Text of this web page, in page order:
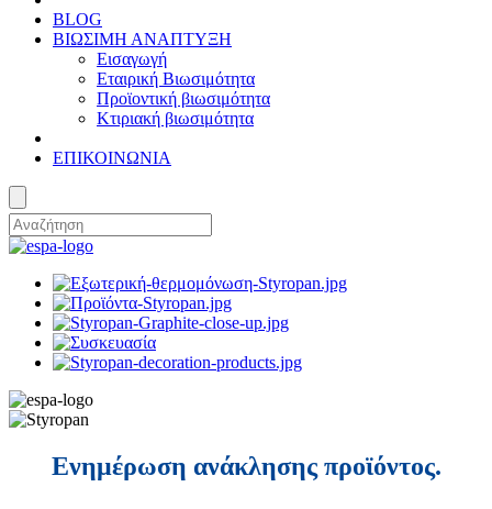
BLOG
ΒΙΩΣΙΜΗ ΑΝΑΠΤΥΞΗ
Εισαγωγή
Εταιρική Βιωσιμότητα
Προϊοντική βιωσιμότητα
Κτιριακή βιωσιμότητα
ΕΠΙΚΟΙΝΩΝΙΑ
Ενημέρωση ανάκλησης προϊόντος.